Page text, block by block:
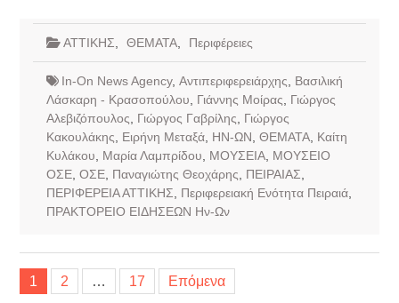
ΑΤΤΙΚΗΣ ΘΕΜΑΤΑ, Περιφέρειες
In-On News Agency, Αντιπεριφερειάρχης
Βασιλική
Λάσκαρη - Κρασοπούλου
Γιάννης Μοίρας
Γιώργος
Αλεβιζόπουλος
Γιώργος Γαβρίλης
Γιώργος
Κακουλάκης
Ειρήνη Μεταξά, ΗΝ-ΩΝ ΘΕΜΑΤΑ, Καίτη
Κυλάκου
Μαρία Λαμπρίδου ΜΟΥΣΕΙΑ, ΜΟΥΣΕΙΟ
ΟΣΕ, ΟΣΕ, Παναγιώτης Θεοχάρης ΠΕΙΡΑΙΑΣ
ΠΕΡΙΦΕΡΕΙΑ ΑΤΤΙΚΗΣ
Περιφερειακή Ενότητα Πειραιά,
ΠΡΑΚΤΟΡΕΙΟ ΕΙΔΗΣΕΩΝ Ην-Ων
Σελιδοποίηση
άρθρων
1 2 … 17 Επόμενα